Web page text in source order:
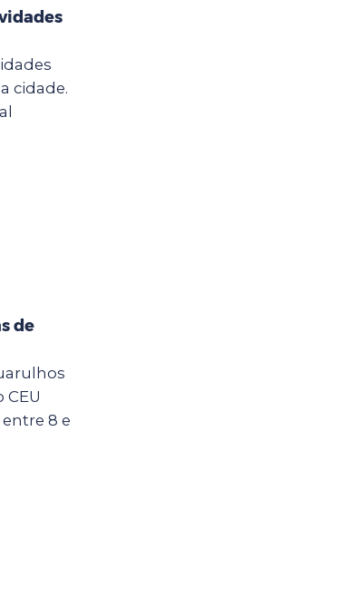
cidade.
de
8 e